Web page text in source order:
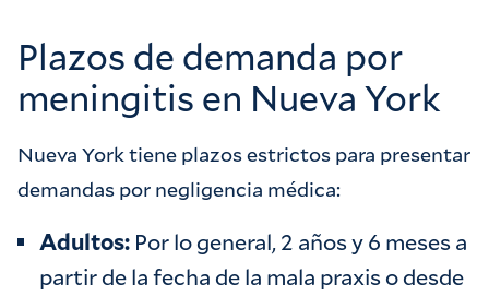
Plazos de demanda por
meningitis en Nueva York
Nueva York tiene plazos estrictos para presentar
demandas por negligencia médica:
Adultos: Por lo general, 2 años y 6 meses a
partir de la fecha de la mala praxis o desde